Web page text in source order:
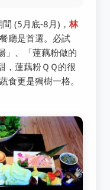
(5月底-8月)， 林
廳是首選。必試
」、「蓮藕粉做的
，蓮藕粉ＱＱ的很
食更是獨樹一格。